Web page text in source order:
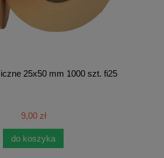
25x50 mm 1000 szt. fi25
9,00 zł
do koszyka